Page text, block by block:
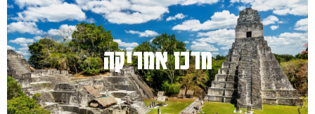
מרכז אמריקה
למעבר לחץ כאן